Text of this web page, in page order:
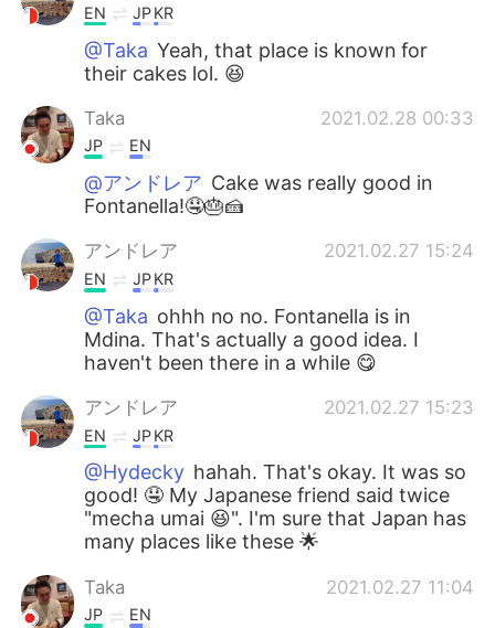
EN JPKR
@Taka Yeah, that place is known for
their cakes lol. 😆
Taka 2021.02.28 00:33
JP EN
@アンドレア Cake was really good in
Fontanella!🤤🎂🍰
アンドレア 2021.02.27 15:24
EN JPKR
@Taka ohhh no no. Fontanella is in
Mdina. That's actually a good idea. I
haven't been there in a while 😋
アンドレア 2021.02.27 15:23
EN JPKR
@Hydecky hahah. That's okay. It was so
good! 🤤 My Japanese friend said twice
"mecha umai 😆". I'm sure that Japan has
many places like these 🌟
Taka 2021.02.27 11:04
JP EN